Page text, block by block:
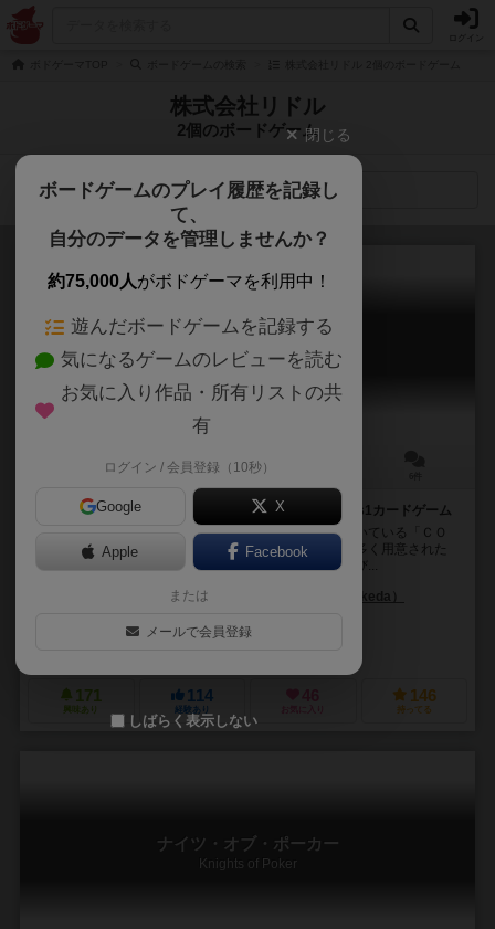
株式会社リドル
2個のボードゲーム
検索メニュー
コロッセウム
COLOSSEUM
5～10分
対戦格闘ゲームの読み合いをコンパクトに集約した1vs1カードゲーム
毎年のゲームマーケットで数多くの人にお迎えいただいている「ＣＯ
ＬＯＳＳＥＵＭ」シリーズの第１作目になります。数多く用意された
キャラクターから、自分の操作するキャラクターを選び...
杉浦 諒（Ryo Sugiura）
池田 正人（Masato Ikeda）
171
興味あり
114
経験あり お気に入り
146
持ってる
ナイツ・オブ・ポーカー
Knights of Poker
閉じる
ボードゲームのプレイ履歴を記録し
て、
自分のデータを管理しませんか？
約75,000人がボドゲーマを利用中！
遊んだボードゲームを記録する
気になるゲームのレビューを読む
お気に入り作品・所有リストの共
有
ログイン / 会員登録（10秒）
Google X
Apple Facebook
または
メールで会員登録
しばらく表示しない